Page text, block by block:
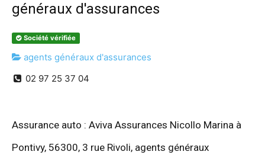
généraux d'assurances
Société vérifiée
agents généraux d'assurances
02 97 25 37 04
Assurance auto : Aviva Assurances Nicollo Marina à
Pontivy, 56300, 3 rue Rivoli, agents généraux